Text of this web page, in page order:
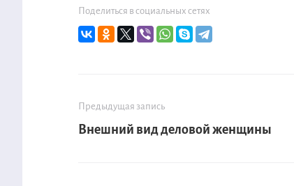
Поделиться в социальных сетях
Предыдущая запись
Внешний вид деловой женщины